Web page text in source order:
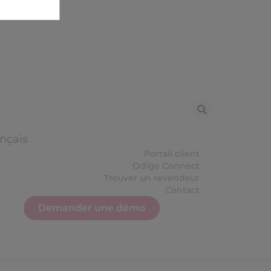
Portail client
Odigo Connect
Trouver un revendeur
Contact
Demander une démo